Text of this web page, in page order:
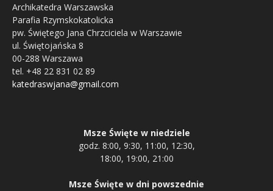
Archikatedra Warszawska
Parafia Rzymskokatolicka
pw. Świętego Jana Chrzciciela w Warszawie
ul. Świętojańska 8
00-288 Warszawa
tel. +48 22 831 02 89
katedraswjana@gmail.com
Msze Święte w niedziele
godz. 8:00, 9:30, 11:00, 12:30,
18:00, 19:00, 21:00
Msze Święte w dni powszednie